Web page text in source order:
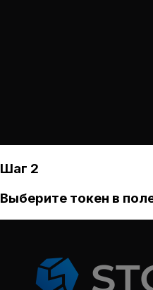
Шаг 2
Выберите токен в